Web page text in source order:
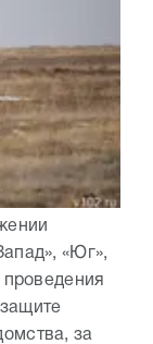
«Юг»,
проведения
за